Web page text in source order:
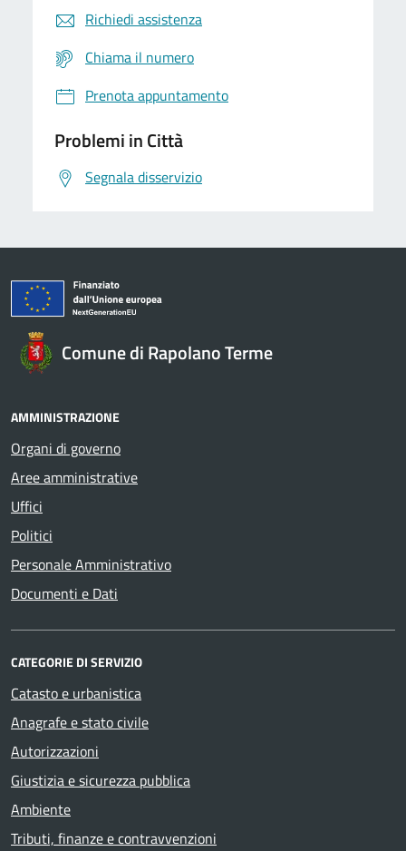
Richiedi assistenza
Chiama il numero
Prenota appuntamento
Problemi in Città
Segnala disservizio
Comune di Rapolano Terme
AMMINISTRAZIONE
Organi di governo
Aree amministrative
Uffici
Politici
Personale Amministrativo
Documenti e Dati
CATEGORIE DI SERVIZIO
Catasto e urbanistica
Anagrafe e stato civile
Autorizzazioni
Giustizia e sicurezza pubblica
Ambiente
Tributi, finanze e contravvenzioni